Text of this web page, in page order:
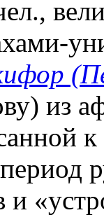
из
и